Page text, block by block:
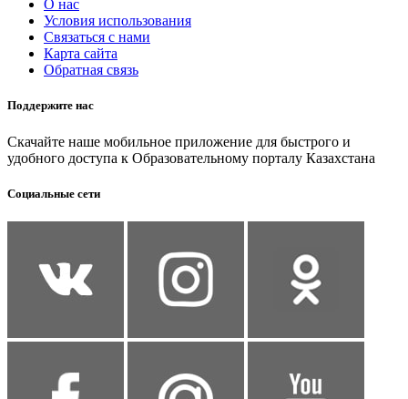
О нас
Условия использования
Связаться с нами
Карта сайта
Обратная связь
Поддержите нас
Скачайте наше мобильное приложение для быстрого и
удобного доступа к Образовательному порталу Казахстана
Социальные сети